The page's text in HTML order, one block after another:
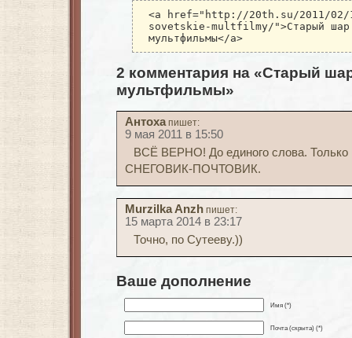
<a href="http://20th.su/2011/
sovetskie-multfilmy/">Старый шар
мультфильмы</a>
2 комментария на «Старый
мультфильмы»
Антоха пишет:
9 мая 2011 в 15:50
ВСЁ ВЕРНО! До единого слова. Только
СНЕГОВИК-ПОЧТОВИК.
Murzilka Anzh пишет:
15 марта 2014 в 23:17
Точно, по Сутееву.))
Ваше дополнение
Имя (*)
Почта (скрыта) (*)